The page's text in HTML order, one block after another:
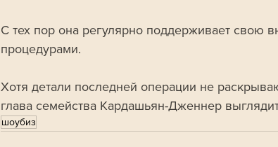
С тех пор она регулярно поддерживает свою
процедурами.
Хотя детали последней операции не
глава семейства Кардашьян-Дженнер
шоубиз